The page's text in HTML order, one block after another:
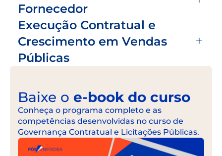
Fornecedor
Execução Contratual e
Crescimento em Vendas
Públicas
Baixe o e-book do curso
Conheça o programa completo e as
competências desenvolvidas no curso de
Governança Contratual e Licitações Públicas.